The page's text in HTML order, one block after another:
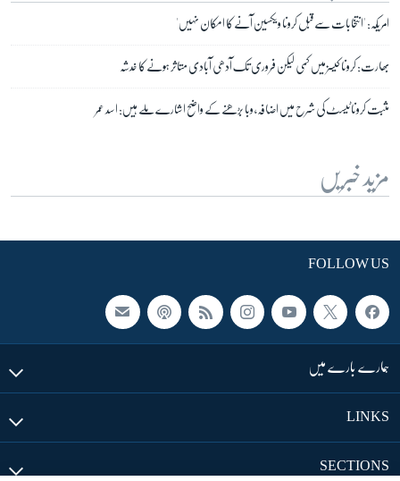
امریکہ: 'انتخابات سے قبل کرونا ویکسین آنے کا امکان نہیں'
بھارت: کرونا کیسز میں کمی لیکن فروری تک آدھی آبادی متاثر ہونے کا خدشہ
مثبت کرونا ٹیسٹ کی شرح میں اضافہ، وبا بڑھنے کے واضح اشارے ملے ہیں: اسد عمر
مزید خبریں
FOLLOW US
ہمارے بارے میں
LINKS
SECTIONS